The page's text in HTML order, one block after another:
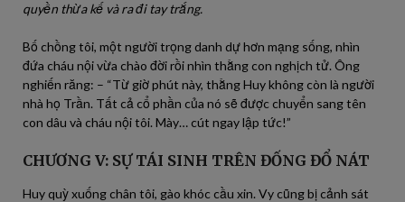
quyền thừa kế và ra đi tay trắng.
Bố chồng tôi, một người trọng danh dự hơn mạng sống, nhìn
đứa cháu nội vừa chào đời rồi nhìn thằng con nghịch tử. Ông
nghiến răng: – “Từ giờ phút này, thằng Huy không còn là người
nhà họ Trần. Tất cả cổ phần của nó sẽ được chuyển sang tên
con dâu và cháu nội tôi. Mày… cút ngay lập tức!”
CHƯƠNG V: SỰ TÁI SINH TRÊN ĐỐNG ĐỔ NÁT
Huy quỳ xuống chân tôi, gào khóc cầu xin. Vy cũng bị cảnh sát